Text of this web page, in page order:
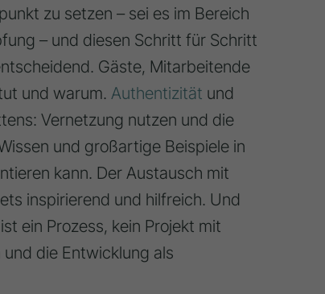
zu setzen – sei es im Bereich
– und diesen Schritt für Schritt
Gäste, Mitarbeitende
und warum. Authentizität und
Vernetzung nutzen und die
und großartige Beispiele in
kann. Der Austausch mit
inspirierend und hilfreich. Und
ein Prozess, kein Projekt mit
die Entwicklung als